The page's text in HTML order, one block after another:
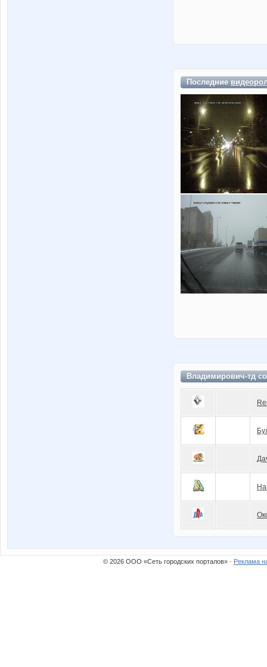
Последние
Владимирович-тд
© 2026 ООО «Сеть городских порталов» · Реклама